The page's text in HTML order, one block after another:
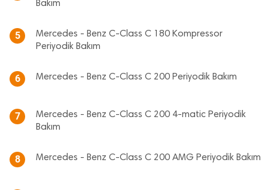
Bakım
5
Mercedes - Benz C-Class C 180 Kompressor
Periyodik Bakım
6 Mercedes - Benz C-Class C 200 Periyodik Bakım
7
Mercedes - Benz C-Class C 200 4-matic Periyodik
Bakım
8 Mercedes - Benz C-Class C 200 AMG Periyodik Bakım